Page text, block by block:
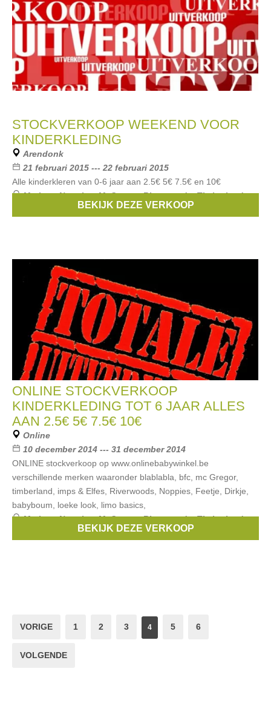
STOCKVERKOOP WEEKEND VOOR
KINDERKLEDING
Arendonk
21 februari 2015 --- 22 februari 2015
Alle kinderkleren van 0-6 jaar aan 2.5€ 5€ 7.5€ en 10€
Merken:Noppies,McGregor,Riverwoods,Timberland,
BEKIJK DEZE VERKOOP
ONLINE STOCKVERKOOP
KINDERKLEDING TOT 6 JAAR ALLES
AAN 2.5€ 5€ 7.5€ 10€
Online
10 december 2014 --- 31 december 2014
ONLINE stockverkoop op www.onlinebabywinkel.be
verschillende merken waaronder blablabla, bfc, mc Gregor,
timberland, imps & Elfes, Riverwoods, Noppies, Feetje, Dirkje,
babyboum, loeke look, limo basics,
Merken:Noppies,McGregor,Riverwoods,Timberland,
BEKIJK DEZE VERKOOP
VORIGE 1 2 3 4 5 6
VOLGENDE